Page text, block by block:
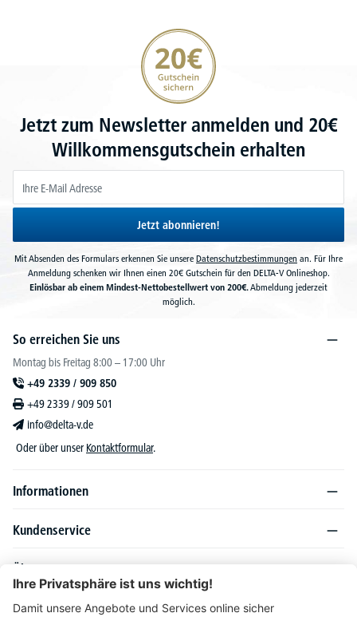
20€ Gutschein sichern
Jetzt zum Newsletter anmelden und 20€
Willkommensgutschein erhalten
Jetzt abonnieren!
Mit Absenden des Formulars erkennen Sie unsere Datenschutzbestimmungen an. Für Ihre
Anmeldung schenken wir Ihnen einen 20€ Gutschein für den DELTA-V Onlineshop.
Einlösbar ab einem Mindest-Nettobestellwert von 200€.Abmeldung jederzeit
möglich.
So erreichen Sie uns
Montag bis Freitag 8:00 – 17:00 Uhr
+49 2339 / 909 850
+49 2339 / 909 501
info@delta-v.de
Oder über unser Kontaktformular.
Informationen
Kundenservice
Über DELTA-V
Produktsortiment